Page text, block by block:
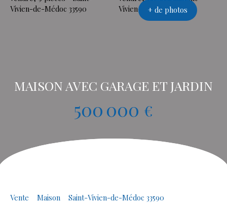
+ de photos
MAISON AVEC GARAGE ET JARDIN
500 000 €
Vente Maison
Saint-Vivien-de-Médoc 33590